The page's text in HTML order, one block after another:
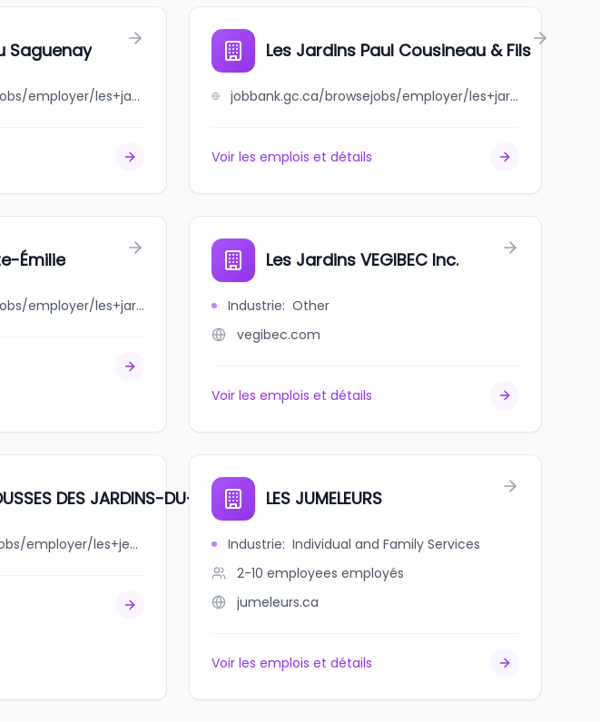
Saguenay
jobbank.gc.ca/browsejobs/employer/les+jardins+du+saguenay/ca
Les Jardins Paul Cousineau & Fils
jobbank.gc.ca/browsejobs/employer/les+jardins+paul+cousineau+%26+fils/ca
Voir les emplois et détails
Émilie
jobbank.gc.ca/browsejobs/employer/les+jardins+ste-%C3%A9milie/ca
Les Jardins VEGIBEC Inc.
Industrie: Other
vegibec.com
Voir les emplois et détails
DES JARDINS-DU-QUEBEC
jobbank.gc.ca/browsejobs/employer/les+jeunes+pousses+des+jardins-du-quebec/ca
LES JUMELEURS
Industrie: Individual and Family Services
2-10 employees employés
jumeleurs.ca
Voir les emplois et détails